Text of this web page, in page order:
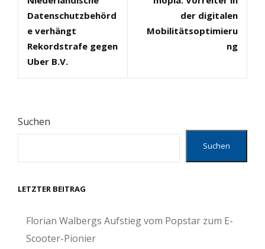
Datenschutzbehörd
e verhängt
Rekordstrafe gegen
Uber B.V.
der digitalen
Mobilitätsoptimieru
ng
Suchen
Suchen
LETZTER BEITRAG
Florian Walbergs Aufstieg vom Popstar zum E-
Scooter-Pionier